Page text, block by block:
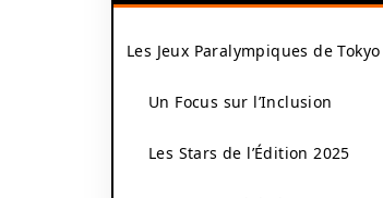
Les Jeux Paralympiques de Tokyo
Un Focus sur l’Inclusion
Les Stars de l’Édition 2025